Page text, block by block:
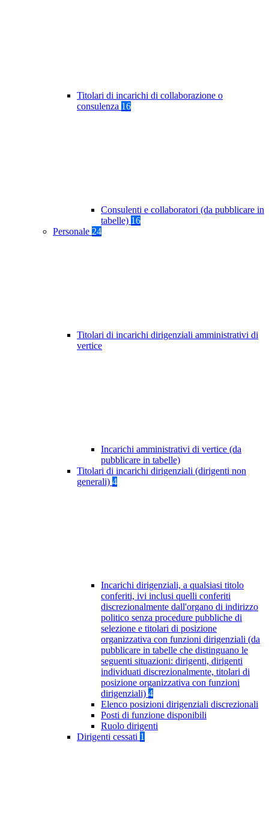
Titolari di incarichi di collaborazione o
consulenza 16
Consulenti e collaboratori (da pubblicare in
tabelle) 16
Personale 24
Titolari di incarichi dirigenziali amministrativi di
vertice
Incarichi amministrativi di vertice (da
pubblicare in tabelle)
Titolari di incarichi dirigenziali (dirigenti non
generali) 4
Incarichi dirigenziali, a qualsiasi titolo
conferiti, ivi inclusi quelli conferiti
discrezionalmente dall'organo di indirizzo
politico senza procedure pubbliche di
selezione e titolari di posizione
organizzativa con funzioni dirigenziali (da
pubblicare in tabelle che distinguano le
seguenti situazioni: dirigenti, dirigenti
individuati discrezionalmente, titolari di
posizione organizzativa con funzioni
dirigenziali) 4
Elenco posizioni dirigenziali discrezionali
Posti di funzione disponibili
Ruolo dirigenti
Dirigenti cessati 1